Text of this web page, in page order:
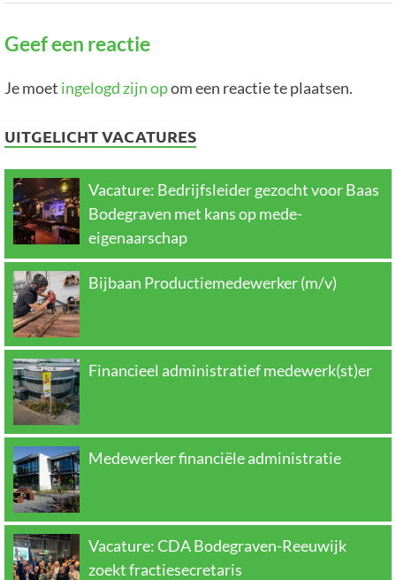
Geef een reactie
Je moet ingelogd zijn opom een reactie te plaatsen.
UITGELICHT VACATURES
Vacature: Bedrijfsleider gezocht voor Baas
Bodegraven met kans op mede-
eigenaarschap
Bijbaan Productiemedewerker (m/v)
Financieel administratief medewerk(st)er
Medewerker financiële administratie
Vacature: CDA Bodegraven-Reeuwijk
zoekt fractiesecretaris